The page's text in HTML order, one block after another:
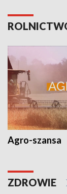
Agro-szansa
ZDROWIE